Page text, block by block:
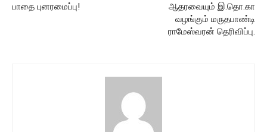
பாதை புனரமைப்பு!
ஆதரவையும் இ.தொ.கா
வழங்கும் மருதபாண்டி
ராமேஸ்வரன் தெரிவிப்பு.